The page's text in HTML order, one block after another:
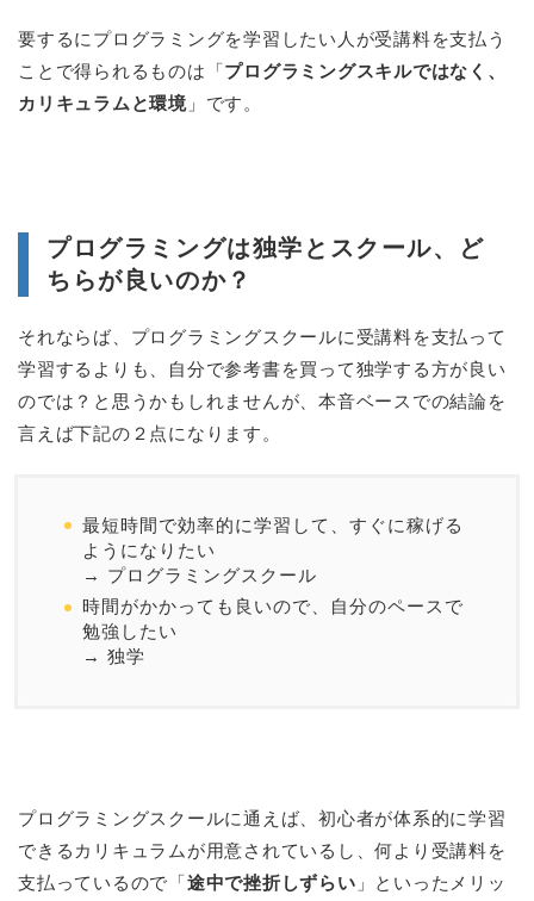
要するにプログラミングを学習したい人が受講料を支払う
ことで得られるものは「プログラミングスキルではなく、
カリキュラムと環境」です。
プログラミングは独学とスクール、ど
ちらが良いのか？
それならば、プログラミングスクールに受講料を支払って
学習するよりも、自分で参考書を買って独学する方が良い
のでは？と思うかもしれませんが、本音ベースでの結論を
言えば下記の２点になります。
最短時間で効率的に学習して、すぐに稼げる
ようになりたい
→ プログラミングスクール
時間がかかっても良いので、自分のペースで
勉強したい
→ 独学
プログラミングスクールに通えば、初心者が体系的に学習
できるカリキュラムが用意されているし、何より受講料を
支払っているので「途中で挫折しずらい 」といったメリッ